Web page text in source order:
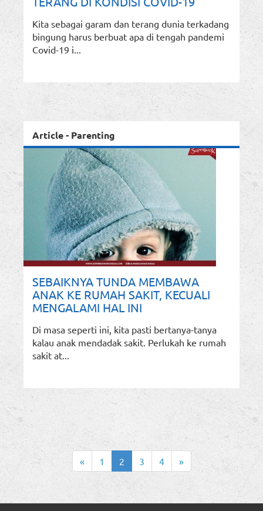
Kita sebagai garam dan terang dunia terkadang
bingung harus berbuat apa di tengah pandemi
Covid-19 i...
Article - Parenting
SEBAIKNYA TUNDA MEMBAWA
ANAK KE RUMAH SAKIT, KECUALI
MENGALAMI HAL INI
Di masa seperti ini, kita pasti bertanya-tanya
kalau anak mendadak sakit. Perlukah ke rumah
sakit at...
« 1 2 3 4 »